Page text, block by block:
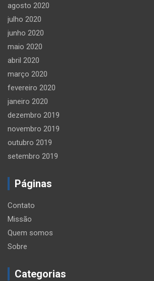
agosto 2020
julho 2020
junho 2020
maio 2020
abril 2020
março 2020
fevereiro 2020
janeiro 2020
dezembro 2019
novembro 2019
outubro 2019
setembro 2019
Páginas
Contato
Missão
Quem somos
Sobre
Categorias